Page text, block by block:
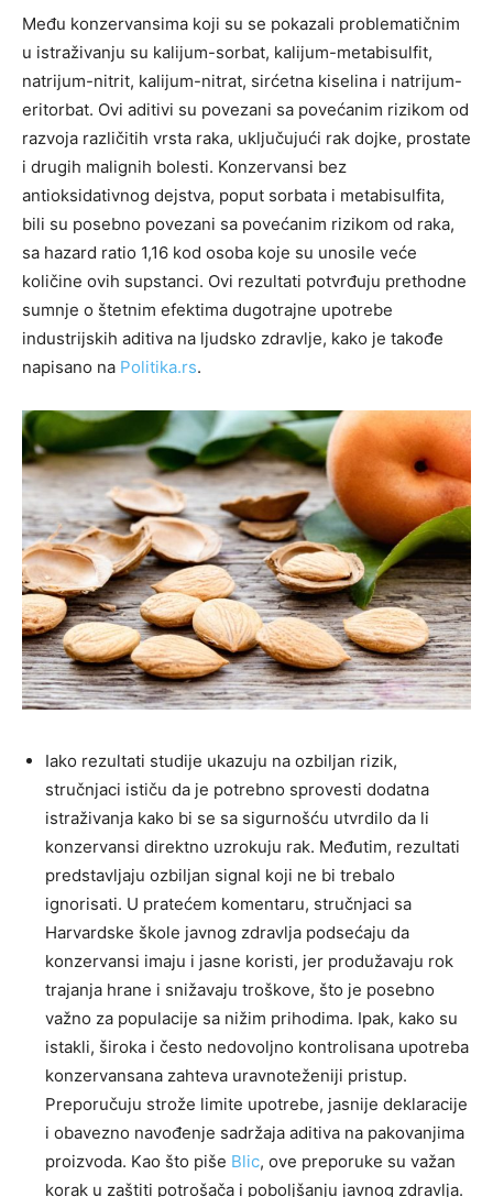
Među konzervansima koji su se pokazali problematičnim
u istraživanju su kalijum-sorbat, kalijum-metabisulfit,
natrijum-nitrit, kalijum-nitrat, sirćetna kiselina i natrijum-
eritorbat. Ovi aditivi su povezani sa povećanim rizikom od
razvoja različitih vrsta raka, uključujući rak dojke, prostate
i drugih malignih bolesti. Konzervansi bez
antioksidativnog dejstva, poput sorbata i metabisulfita,
bili su posebno povezani sa povećanim rizikom od raka,
sa hazard ratio 1,16 kod osoba koje su unosile veće
količine ovih supstanci. Ovi rezultati potvrđuju prethodne
sumnje o štetnim efektima dugotrajne upotrebe
industrijskih aditiva na ljudsko zdravlje, kako je takođe
napisano na Politika.rs.
Iako rezultati studije ukazuju na ozbiljan rizik,
stručnjaci ističu da je potrebno sprovesti dodatna
istraživanja kako bi se sa sigurnošću utvrdilo da li
konzervansi direktno uzrokuju rak. Međutim, rezultati
predstavljaju ozbiljan signal koji ne bi trebalo
ignorisati. U pratećem komentaru, stručnjaci sa
Harvardske škole javnog zdravlja podsećaju da
konzervansi imaju i jasne koristi, jer produžavaju rok
trajanja hrane i snižavaju troškove, što je posebno
važno za populacije sa nižim prihodima. Ipak, kako su
istakli, široka i često nedovoljno kontrolisana upotreba
konzervansana zahteva uravnoteženiji pristup.
Preporučuju strože limite upotrebe, jasnije deklaracije
i obavezno navođenje sadržaja aditiva na pakovanjima
proizvoda. Kao što piše Blic, ove preporuke su važan
korak u zaštiti potrošača i poboljšanju javnog zdravlja.